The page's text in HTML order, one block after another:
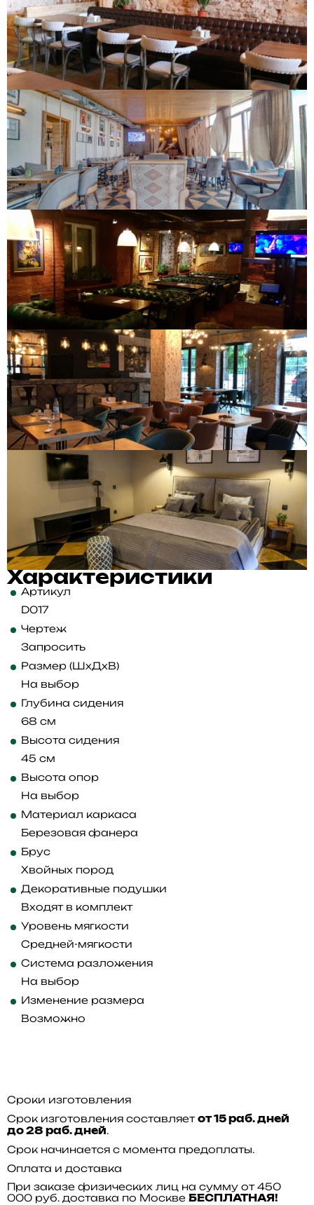
Характеристики
Артикул
D017
Чертеж
Запросить
Размер (ШхДхВ)
На выбор
Глубина сидения
68 см
Высота сидения
45 см
Высота опор
На выбор
Материал каркаса
Березовая фанера
Брус
Хвойных пород
Декоративные подушки
Входят в комплект
Уровень мягкости
Средней-мягкости
Система разложения
На выбор
Изменение размера
Возможно
Сроки изготовления
Срок изготовления составляет от 15 раб. дней
до 28 раб. дней.
Срок начинается с момента предоплаты.
Оплата и доставка
При заказе физических лиц на сумму от 450
000 руб. доставка по Москве БЕСПЛАТНАЯ!